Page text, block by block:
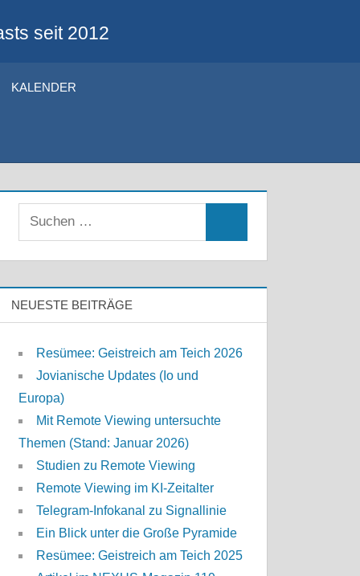
seit 2012
KALENDER
Suchen
NEUESTE BEITRÄGE
Resümee: Geistreich am Teich 2026
Jovianische Updates (Io und
Europa)
Mit Remote Viewing untersuchte
Themen (Stand: Januar 2026)
Studien zu Remote Viewing
Remote Viewing im KI-Zeitalter
Telegram-Infokanal zu Signallinie
Ein Blick unter die Große Pyramide
Resümee: Geistreich am Teich 2025